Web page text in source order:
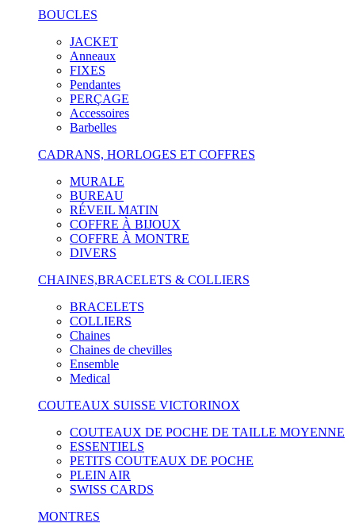
BOUCLES
JACKET
Anneaux
FIXES
Pendantes
PERÇAGE
Accessoires
Barbelles
CADRANS, HORLOGES ET COFFRES
MURALE
BUREAU
RÉVEIL MATIN
COFFRE À BIJOUX
COFFRE À MONTRE
DIVERS
CHAINES,BRACELETS & COLLIERS
BRACELETS
COLLIERS
Chaines
Chaines de chevilles
Ensemble
Medical
COUTEAUX SUISSE VICTORINOX
COUTEAUX DE POCHE DE TAILLE MOYENNE
ESSENTIELS
PETITS COUTEAUX DE POCHE
PLEIN AIR
SWISS CARDS
MONTRES